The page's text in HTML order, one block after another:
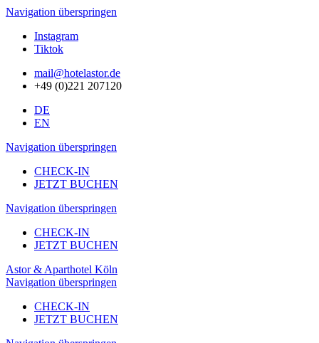
Navigation überspringen
Instagram
Tiktok
mail@hotelastor.de
+49 (0)221 207120
DE
EN
Navigation überspringen
CHECK-IN
JETZT BUCHEN
Navigation überspringen
CHECK-IN
JETZT BUCHEN
Astor & Aparthotel Köln
Navigation überspringen
CHECK-IN
JETZT BUCHEN